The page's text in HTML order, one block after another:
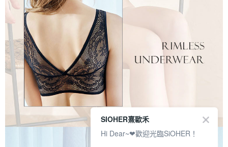
SIOHER熹歐禾
Hi Dear~❤歡迎光臨SiOHER！